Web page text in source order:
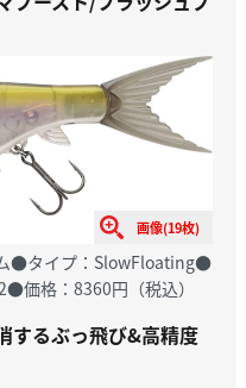
画像(19枚)
●タイプ：SlowFloating●
格：8360円（税込）
するぶっ飛び&高精度